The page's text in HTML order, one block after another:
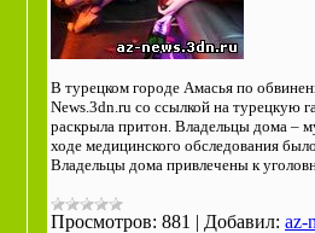
В турецком городе Амасья по
News.3dn.ru со ссылкой на турецкую
раскрыла притон. Владельцы дома –
ходе медицинского обследования
Владельцы дома привлечены к
Просмотров: 881 | Добавил: az-